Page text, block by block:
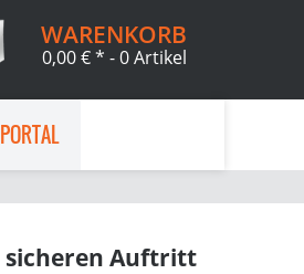
WARENKORB
0,00 € * - 0 Artikel
sicheren Auftritt